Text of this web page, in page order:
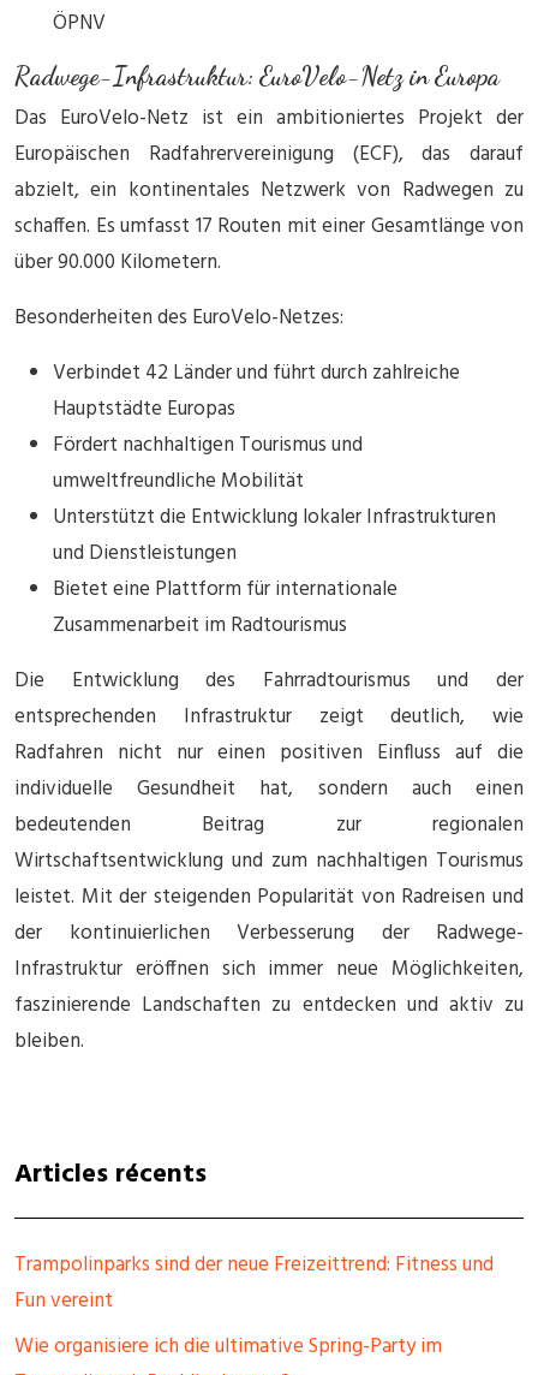
ÖPNV
Radwege-Infrastruktur: EuroVelo-Netz in Europa
Das EuroVelo-Netz ist ein ambitioniertes Projekt der
Europäischen Radfahrervereinigung (ECF), das darauf
abzielt, ein kontinentales Netzwerk von Radwegen zu
schaffen. Es umfasst 17 Routen mit einer Gesamtlänge von
über 90.000 Kilometern.
Besonderheiten des EuroVelo-Netzes:
Verbindet 42 Länder und führt durch zahlreiche
Hauptstädte Europas
Fördert nachhaltigen Tourismus und
umweltfreundliche Mobilität
Unterstützt die Entwicklung lokaler Infrastrukturen
und Dienstleistungen
Bietet eine Plattform für internationale
Zusammenarbeit im Radtourismus
Die Entwicklung des Fahrradtourismus und der
entsprechenden Infrastruktur zeigt deutlich, wie
Radfahren nicht nur einen positiven Einfluss auf die
individuelle Gesundheit hat, sondern auch einen
bedeutenden Beitrag zur regionalen
Wirtschaftsentwicklung und zum nachhaltigen Tourismus
leistet. Mit der steigenden Popularität von Radreisen und
der kontinuierlichen Verbesserung der Radwege-
Infrastruktur eröffnen sich immer neue Möglichkeiten,
faszinierende Landschaften zu entdecken und aktiv zu
bleiben.
Articles récents
Trampolinparks sind der neue Freizeittrend: Fitness und
Fun vereint
Wie organisiere ich die ultimative Spring-Party im